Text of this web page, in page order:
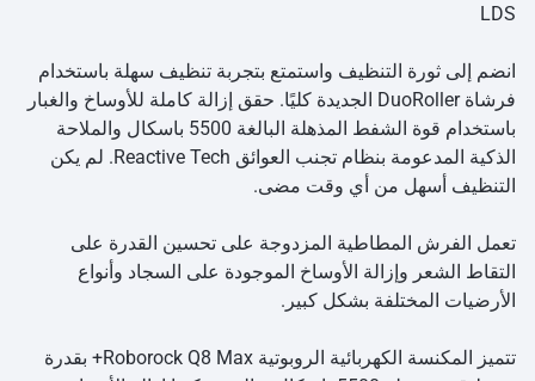
LDS
انضم إلى ثورة التنظيف واستمتع بتجربة تنظيف سهلة باستخدام
فرشاة DuoRoller الجديدة كليًا. حقق إزالة كاملة للأوساخ والغبار
باستخدام قوة الشفط المذهلة البالغة 5500 باسكال والملاحة
الذكية المدعومة بنظام تجنب العوائق Reactive Tech. لم يكن
التنظيف أسهل من أي وقت مضى.
تعمل الفرش المطاطية المزدوجة على تحسين القدرة على
التقاط الشعر وإزالة الأوساخ الموجودة على السجاد وأنواع
الأرضيات المختلفة بشكل كبير.
تتميز المكنسة الكهربائية الروبوتية Roborock Q8 Max+ بقدرة